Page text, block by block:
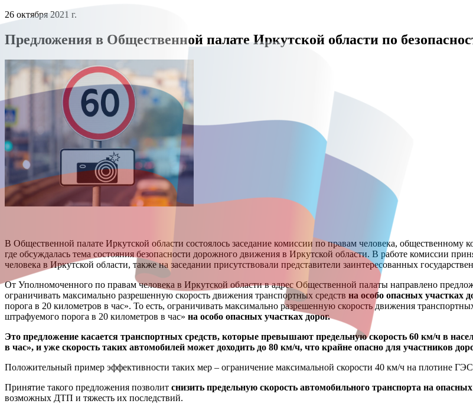
26 октября 2021 г.
Предложения в Общественной палате Иркутской области по
В Общественной палате Иркутской области состоялось заседание комиссии по правам человека, общественному
где обсуждалась тема состояния безопасности дорожного движения в Иркутской области. В работе комиссии
человека в Иркутской области, также на заседании присутствовали представители заинтересованных
От Уполномоченного по правам человека в Иркутской области в адрес Общественной палаты направлено
ограничивать максимально разрешенную скорость движения транспортных средств на особо опасных участках
порога в 20 километров в час». То есть, ограничивать максимально разрешенную скорость движения
штрафуемого порога в 20 километров в час» на особо опасных участках дорог.
Это предложение касается транспортных средств, которые превышают предельную скорость 60 км/ч в
в час», и уже скорость таких автомобилей может доходить до 80 км/ч, что крайне опасно для участников
Положительный пример эффективности таких мер – ограничение максимальной скорости 40 км/ч на плотине ГЭС
Принятие такого предложения позволит снизить предельную скорость автомобильного транспорта на опасных
возможных ДТП и тяжесть их последствий.